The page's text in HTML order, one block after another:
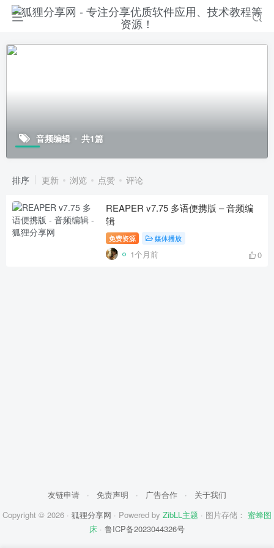
音频编辑 共1篇
排序 更新 浏览 点赞 评论
REAPER v7.75 多语便携版 – 音频编
辑
免费资源 媒体播放
1个月前 0
友链申请 · 免责声明 · 广告合作 ·
关于我们
Copyright © 2026 · 狐狸分享网 · Powered by ZibLL主题 · 图片存储： 蜜蜂图
床 · 鲁ICP备2023044326号